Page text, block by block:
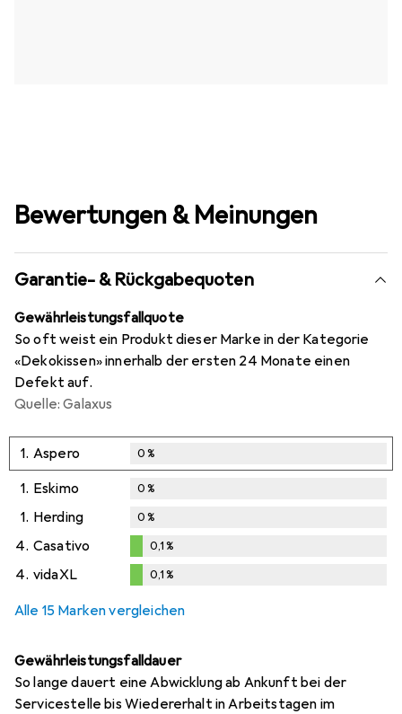
Bewertungen & Meinungen
Garantie- & Rückgabequoten
Gewährleistungsfallquote
So oft weist ein Produkt dieser Marke in der Kategorie
«Dekokissen» innerhalb der ersten 24 Monate einen
Defekt auf.
Quelle: Galaxus
1. Aspero 0%
1. Eskimo 0%
1. Herding 0%
4. Casativo
%
0,1%
4. vidaXL 0,1%
Alle 15 Marken vergleichen
Gewährleistungsfalldauer
So lange dauert eine Abwicklung ab Ankunft bei der
Servicestelle bis Wiedererhalt in Arbeitstagen im